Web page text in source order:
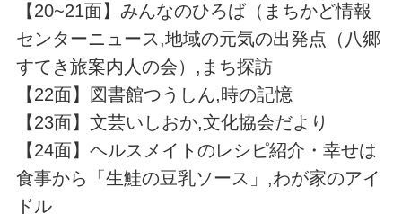
【20~21面】みんなのひろば（まちかど情報
センターニュース,地域の元気の出発点（八郷
すてき旅案内人の会）,まち探訪
【22面】図書館つうしん,時の記憶
【23面】文芸いしおか,文化協会だより
【24面】ヘルスメイトのレシピ紹介・幸せは
食事から「生鮭の豆乳ソース」,わが家のアイ
ドル